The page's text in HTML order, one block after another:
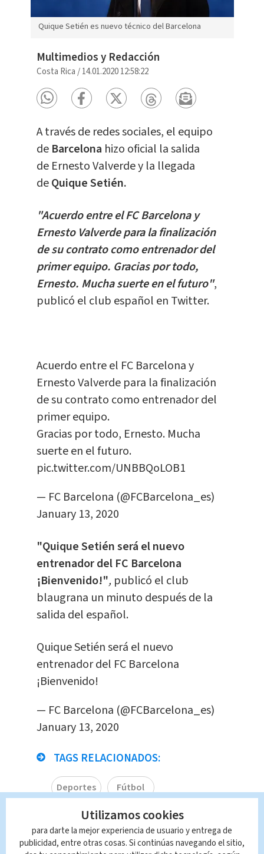
Quique Setién es nuevo técnico del Barcelona
Multimedios y Redacción
Costa Rica /14.01.2020 12:58:22
A través de redes sociales, el equipo
de Barcelona hizo oficial la salida
de Ernesto Valverde y la llegada
deQuique Setién.
"Acuerdo entre el FC Barcelona y
Ernesto Valverde para la finalización
de su contrato como entrenador del
primer equipo. Gracias por todo,
Ernesto. Mucha suerte en el futuro",
publicó el club español en Twitter.
Acuerdo entre el FC Barcelona y
Ernesto Valverde para la finalización
de su contrato como entrenador del
primer equipo.
Gracias por todo, Ernesto. Mucha
suerte en el futuro.
pic.twitter.com/UNBBQoLOB1
— FC Barcelona (@FCBarcelona_es)
January 13, 2020
"Quique Setién será el nuevo
entrenador del FC Barcelona
¡Bienvenido!", publicó el club
blaugrana un minuto después de la
salida del español.
Quique Setién será el nuevo
entrenador del FC Barcelona
¡Bienvenido!
— FC Barcelona (@FCBarcelona_es)
January 13, 2020
TAGS RELACIONADOS:
Deportes Fútbol
Queda prohibida la reproducción total o
parcial del contenido de esta página, mismo
que es propiedad de TELEDIARIO; su
Utilizamos cookies
para darte la mejor experiencia de usuario y entrega de
publicidad, entre otras cosas. Si continúas navegando el sitio,